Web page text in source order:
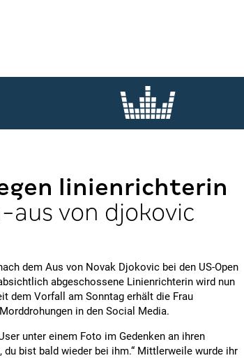
linienrichterin
aus von djokovic
dem Aus von Novak Djokovic bei den US-Open
abgeschossene Linienrichterin wird nun
dem Vorfall am Sonntag erhält die Frau
in den Social Media.
unter einem Foto im Gedenken an ihren
du bist bald wieder bei ihm.“ Mittlerweile wurde ihr